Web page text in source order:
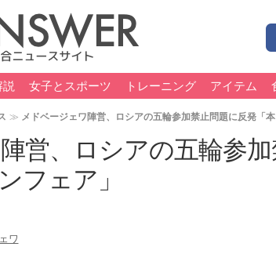
説 女子とスポーツ トレーニング アイテム
メドベージェワ陣営、ロシアの五輪参加禁止問題に反発「本
営、ロシアの五輪参
フェア」
ワ